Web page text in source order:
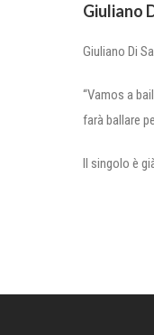
Giuliano
Giuliano Di
“Vamos a
farà ballare
Il singolo è